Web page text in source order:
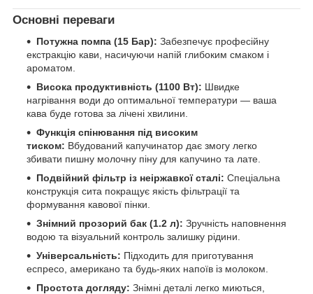
Основні переваги
Потужна помпа (15 Бар): Забезпечує професійну
екстракцію кави, насичуючи напій глибоким смаком і
ароматом.
Висока продуктивність (1100 Вт): Швидке
нагрівання води до оптимальної температури — ваша
кава буде готова за лічені хвилини.
Функція спінювання під високим
тиском: Вбудований капучинатор дає змогу легко
збивати пишну молочну піну для капучино та лате.
Подвійний фільтр із неіржавкої сталі: Спеціальна
конструкція сита покращує якість фільтрації та
формування кавової пінки.
Знімний прозорий бак (1.2 л): Зручність наповнення
водою та візуальний контроль залишку рідини.
Універсальність: Підходить для приготування
еспресо, американо та будь-яких напоїв із молоком.
Простота догляду: Знімні деталі легко миються,